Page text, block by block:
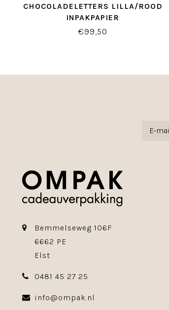
CHOCOLADELETTERS LILLA/ROOD
INPAKPAPIER
€99,50
Bemmelseweg 106F
6662 PE
Elst
0481 45 27 25
info@ompak.nl